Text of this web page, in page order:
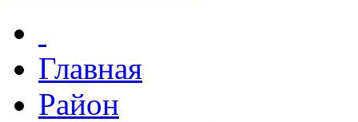
Главная
Район